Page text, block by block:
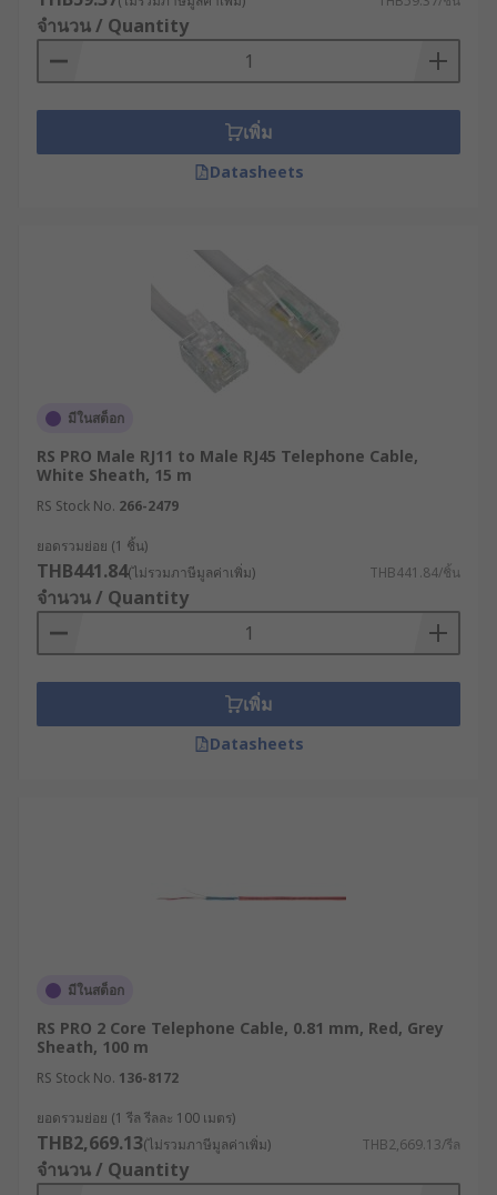
จำนวน / Quantity
เพิ่ม
Datasheets
มีในสต็อก
RS PRO Male RJ11 to Male RJ45 Telephone Cable,
White Sheath, 15 m
RS Stock No. 266-2479
ยอดรวมย่อย (1 ชิ้น)
THB441.84(ไม่รวมภาษีมูลค่าเพิ่ม) THB441.84/ชิ้น
จำนวน / Quantity
เพิ่ม
Datasheets
มีในสต็อก
RS PRO 2 Core Telephone Cable, 0.81 mm, Red, Grey
Sheath, 100 m
RS Stock No. 136-8172
ยอดรวมย่อย (1 รีล รีลละ 100 เมตร)
THB2,669.13(ไม่รวมภาษีมูลค่าเพิ่ม) THB2,669.13/รีล
จำนวน / Quantity